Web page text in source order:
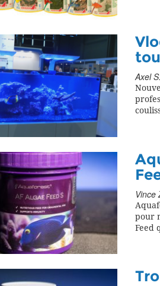
Axel
Vince
pour
Feed